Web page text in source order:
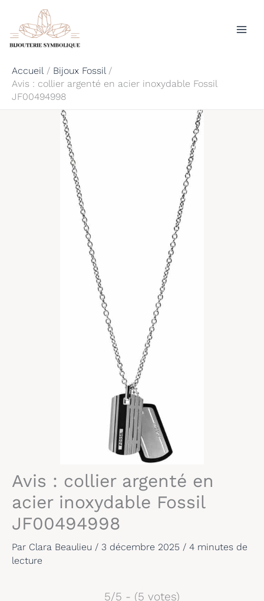
contenu
Accueil
Bijoux Fossil
Avis : collier argenté en acier inoxydable Fossil
JF00494998
Avis : collier argenté en
acier inoxydable Fossil
JF00494998
Par Clara Beaulieu / 3 décembre 2025 / 4 minutes de
lecture
5/5 - (5 votes)
Rechercher